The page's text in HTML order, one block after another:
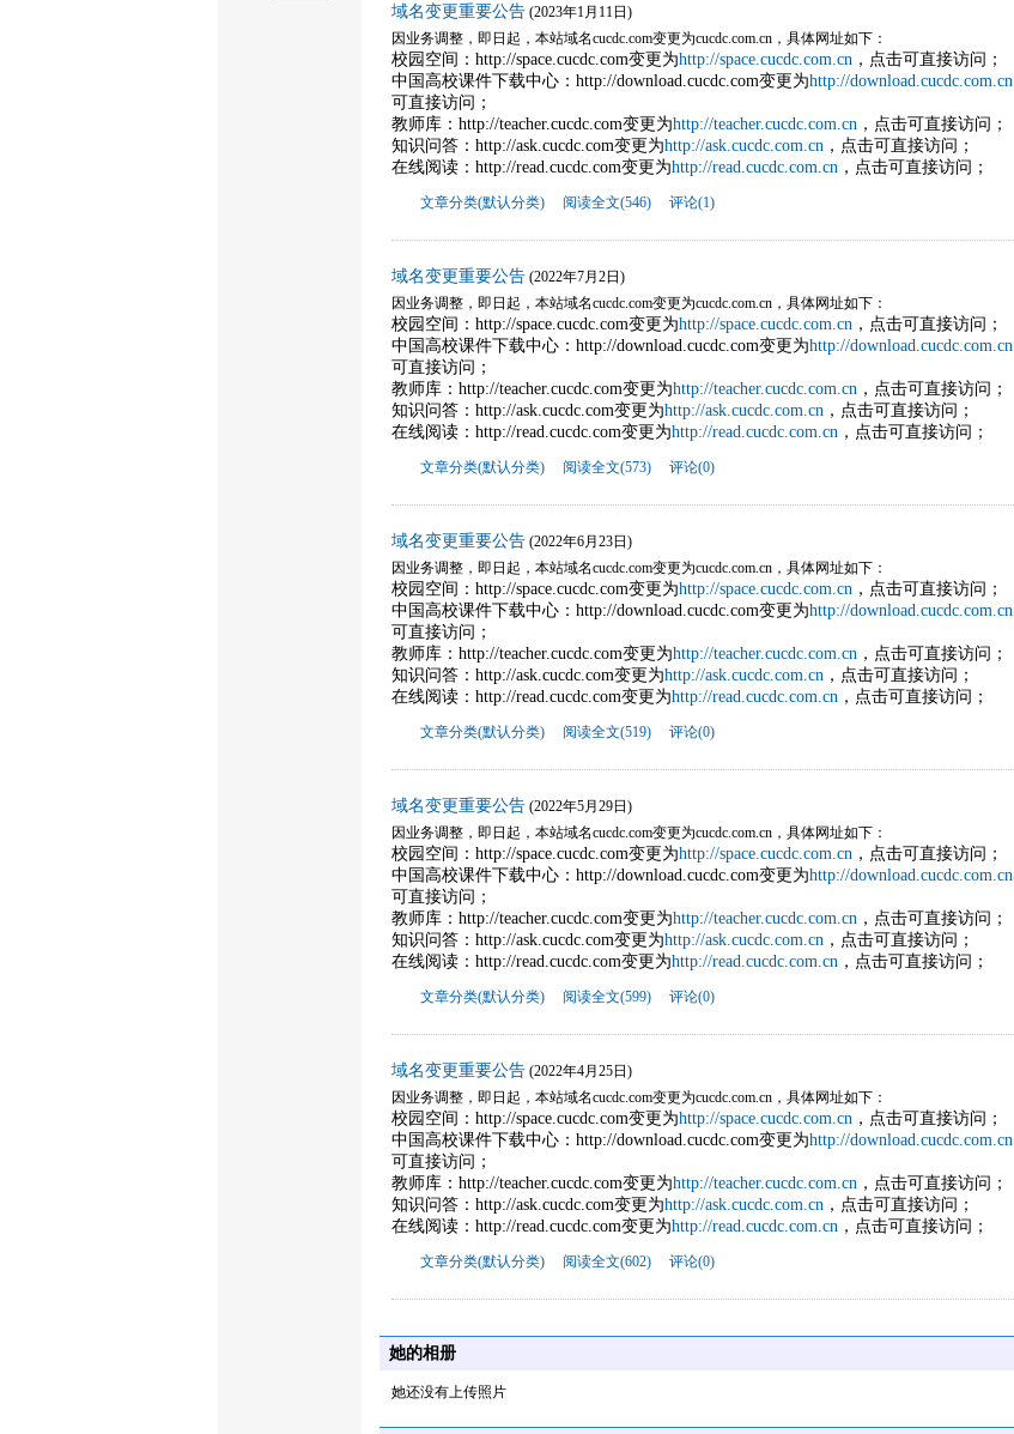
域名变更重要公告 (2023年1月11日)
因业务调整，即日起，本站域名cucdc.com变更为cucdc.com.cn，具体网址如下：
校园空间：http://space.cucdc.com变更为http://space.cucdc.com.cn ，点击可直接访问；
中国高校课件下载中心：http://download.cucdc.com变更为http://download.cucdc.com.cn
可直接访问；
教师库：http://teacher.cucdc.com变更为http://teacher.cucdc.com.cn ，点击可直接访问；
知识问答：http://ask.cucdc.com变更为http://ask.cucdc.com.cn ，点击可直接访问；
在线阅读：http://read.cucdc.com变更为http://read.cucdc.com.cn ，点击可直接访问；
文章分类(默认分类) 阅读全文(546) 评论(1)
域名变更重要公告 (2022年7月2日)
因业务调整，即日起，本站域名cucdc.com变更为cucdc.com.cn，具体网址如下：
校园空间：http://space.cucdc.com变更为http://space.cucdc.com.cn ，点击可直接访问；
中国高校课件下载中心：http://download.cucdc.com变更为http://download.cucdc.com.cn
可直接访问；
教师库：http://teacher.cucdc.com变更为http://teacher.cucdc.com.cn ，点击可直接访问；
知识问答：http://ask.cucdc.com变更为http://ask.cucdc.com.cn ，点击可直接访问；
在线阅读：http://read.cucdc.com变更为http://read.cucdc.com.cn ，点击可直接访问；
文章分类(默认分类) 阅读全文(573) 评论(0)
域名变更重要公告 (2022年6月23日)
因业务调整，即日起，本站域名cucdc.com变更为cucdc.com.cn，具体网址如下：
校园空间：http://space.cucdc.com变更为http://space.cucdc.com.cn ，点击可直接访问；
中国高校课件下载中心：http://download.cucdc.com变更为http://download.cucdc.com.cn
可直接访问；
教师库：http://teacher.cucdc.com变更为http://teacher.cucdc.com.cn ，点击可直接访问；
知识问答：http://ask.cucdc.com变更为http://ask.cucdc.com.cn ，点击可直接访问；
在线阅读：http://read.cucdc.com变更为http://read.cucdc.com.cn ，点击可直接访问；
文章分类(默认分类) 阅读全文(519) 评论(0)
域名变更重要公告 (2022年5月29日)
因业务调整，即日起，本站域名cucdc.com变更为cucdc.com.cn，具体网址如下：
校园空间：http://space.cucdc.com变更为http://space.cucdc.com.cn ，点击可直接访问；
中国高校课件下载中心：http://download.cucdc.com变更为http://download.cucdc.com.cn
可直接访问；
教师库：http://teacher.cucdc.com变更为http://teacher.cucdc.com.cn ，点击可直接访问；
知识问答：http://ask.cucdc.com变更为http://ask.cucdc.com.cn ，点击可直接访问；
在线阅读：http://read.cucdc.com变更为http://read.cucdc.com.cn ，点击可直接访问；
文章分类(默认分类) 阅读全文(599) 评论(0)
域名变更重要公告 (2022年4月25日)
因业务调整，即日起，本站域名cucdc.com变更为cucdc.com.cn，具体网址如下：
校园空间：http://space.cucdc.com变更为http://space.cucdc.com.cn ，点击可直接访问；
中国高校课件下载中心：http://download.cucdc.com变更为http://download.cucdc.com.cn
可直接访问；
教师库：http://teacher.cucdc.com变更为http://teacher.cucdc.com.cn ，点击可直接访问；
知识问答：http://ask.cucdc.com变更为http://ask.cucdc.com.cn ，点击可直接访问；
在线阅读：http://read.cucdc.com变更为http://read.cucdc.com.cn ，点击可直接访问；
文章分类(默认分类) 阅读全文(602) 评论(0)
她的相册
她还没有上传照片